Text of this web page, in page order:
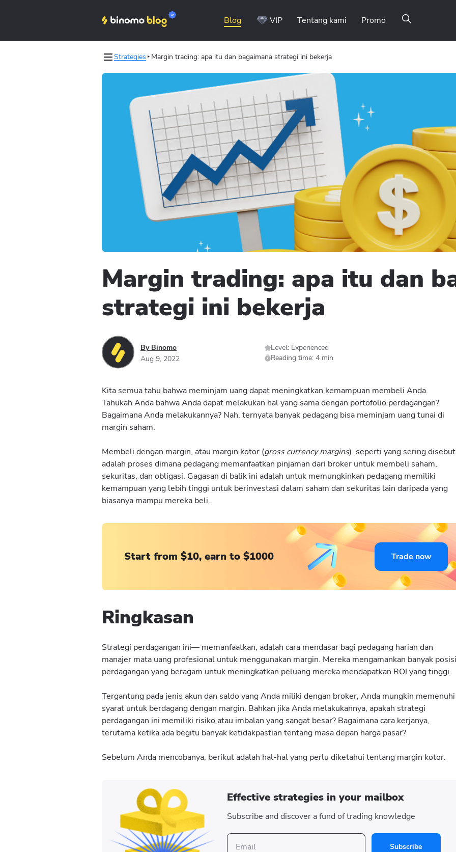
Blog VIP Tentang kami Promo
Strategies Margin trading: apa itu dan bagaimana strategi ini bekerja
Margin trading: apa itu dan
strategi ini bekerja
By Binomo
Aug 9, 2022
Level: Experienced
Reading time: 4 min
Kita semua tahu bahwa meminjam uang dapat meningkatkan kemampuan membeli Anda.
Tahukah Anda bahwa Anda dapat melakukan hal yang sama dengan portofolio perdagangan?
Bagaimana Anda melakukannya? Nah, ternyata banyak pedagang bisa meminjam uang tunai di
margin saham.
Membeli dengan margin, atau margin kotor (gross currency margins) seperti yang sering
adalah proses dimana pedagang memanfaatkan pinjaman dari broker untuk membeli saham,
sekuritas, dan obligasi. Gagasan di balik ini adalah untuk memungkinkan pedagang memiliki
kemampuan yang lebih tinggi untuk berinvestasi dalam saham dan sekuritas lain daripada yang
biasanya mampu mereka beli.
Start from $10, earn to $1000 Trade now
Ringkasan
Strategi perdagangan ini— memanfaatkan, adalah cara mendasar bagi pedagang harian dan
manajer mata uang profesional untuk menggunakan margin. Mereka mengamankan banyak posisi
perdagangan yang beragam untuk meningkatkan peluang mereka mendapatkan ROI yang tinggi.
Tergantung pada jenis akun dan saldo yang Anda miliki dengan broker, Anda mungkin memenuhi
syarat untuk berdagang dengan margin. Bahkan jika Anda melakukannya, apakah strategi
perdagangan ini memiliki risiko atau imbalan yang sangat besar? Bagaimana cara kerjanya,
terutama ketika ada begitu banyak ketidakpastian tentang masa depan harga pasar?
Sebelum Anda mencobanya, berikut adalah hal-hal yang perlu diketahui tentang margin kotor.
Effective strategies in your mailbox
Subscribe and discover a fund of trading knowledge
Subscribe